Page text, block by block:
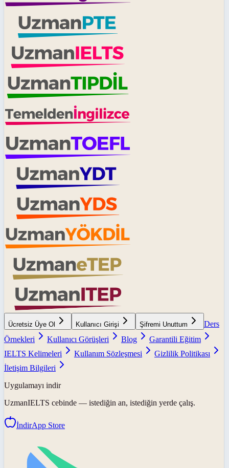
Ücretsiz Üye Ol Kullanıcı Girişi Şifremi Unuttum
Ders
Örnekleri
Kullanıcı Görüşleri Blog
Garantili Eğitim
IELTS Kelimeleri
Kullanım Sözleşmesi
Gizlilik Politikası
İletişim Bilgileri
Uygulamayı indir
UzmanIELTS cebinde — istediğin an, istediğin yerde çalış.
İndirApp Store